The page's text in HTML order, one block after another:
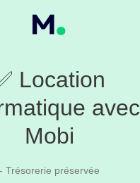
Location
avec
Mobi
- Trésorerie préservée